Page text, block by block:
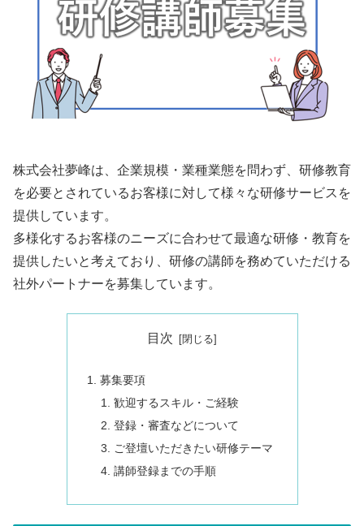
株式会社夢峰は、企業規模・業種業態を問わず、研修教育
を必要とされているお客様に対して様々な研修サービスを
提供しています。
多様化するお客様のニーズに合わせて最適な研修・教育を
提供したいと考えており、研修の講師を務めていただける
社外パートナーを募集しています。
目次
募集要項
歓迎するスキル・ご経験
登録・審査などについて
ご登壇いただきたい研修テーマ
講師登録までの手順